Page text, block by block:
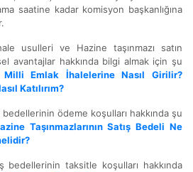
saatine kadar komisyon başkanlığına
usulleri ve Hazine taşınmazı satın
avantajlar hakkında bilgi almak için şu
Milli Emlak İhalelerine Nasıl Girilir?
Katılırım?
bedellerinin ödeme koşulları hakkında şu
Taşınmazlarının Satış Bedeli Ne
bedellerinin taksitle koşulları hakkında